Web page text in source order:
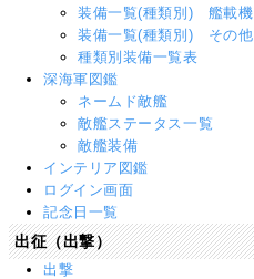
装備一覧(種類別) 艦載機
装備一覧(種類別) その他
種類別装備一覧表
深海軍図鑑
ネームド敵艦
敵艦ステータス一覧
敵艦装備
インテリア図鑑
ログイン画面
記念日一覧
出征（出撃）
出撃